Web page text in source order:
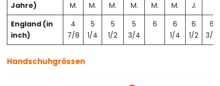
Jahre)
M.
M.
M.
M.
M.
M.
J.
England (in
inch)
4
7/8
5
1/4
5
1/2
5
3/4
6
6
1/4
6
1/2
6
3/4
Handschuhgrössen